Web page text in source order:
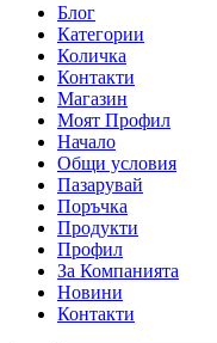
Блог
Категории
Количка
Контакти
Магазин
Моят Профил
Начало
Общи условия
Пазарувай
Поръчка
Продукти
Профил
За Компанията
Новини
Контакти